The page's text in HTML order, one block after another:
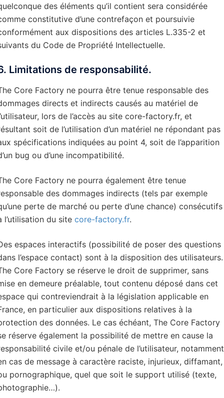
des éléments qu’il contient sera considérée
constitutive d’une contrefaçon et poursuivie
aux dispositions des articles L.335-2 et
du Code de Propriété Intellectuelle.
Limitations de responsabilité.
Core Factory ne pourra être tenue responsable des
directs et indirects causés au matériel de
lors de l’accès au site core-factory.fr, et
soit de l’utilisation d’un matériel ne répondant pas
spécifications indiquées au point 4, soit de l’apparition
bug ou d’une incompatibilité.
Core Factory ne pourra également être tenue
des dommages indirects (tels par exemple
perte de marché ou perte d’une chance) consécutifs
l’utilisation du site core-factory.fr.
espaces interactifs (possibilité de poser des questions
l’espace contact) sont à la disposition des utilisateurs.
Core Factory se réserve le droit de supprimer, sans
en demeure préalable, tout contenu déposé dans cet
qui contreviendrait à la législation applicable en
en particulier aux dispositions relatives à la
des données. Le cas échéant, The Core Factory
réserve également la possibilité de mettre en cause la
civile et/ou pénale de l’utilisateur, notamment
cas de message à caractère raciste, injurieux, diffamant,
pornographique, quel que soit le support utilisé (texte,